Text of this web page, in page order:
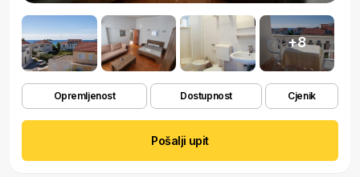
+8
Opremljenost Dostupnost Cjenik
Pošalji upit